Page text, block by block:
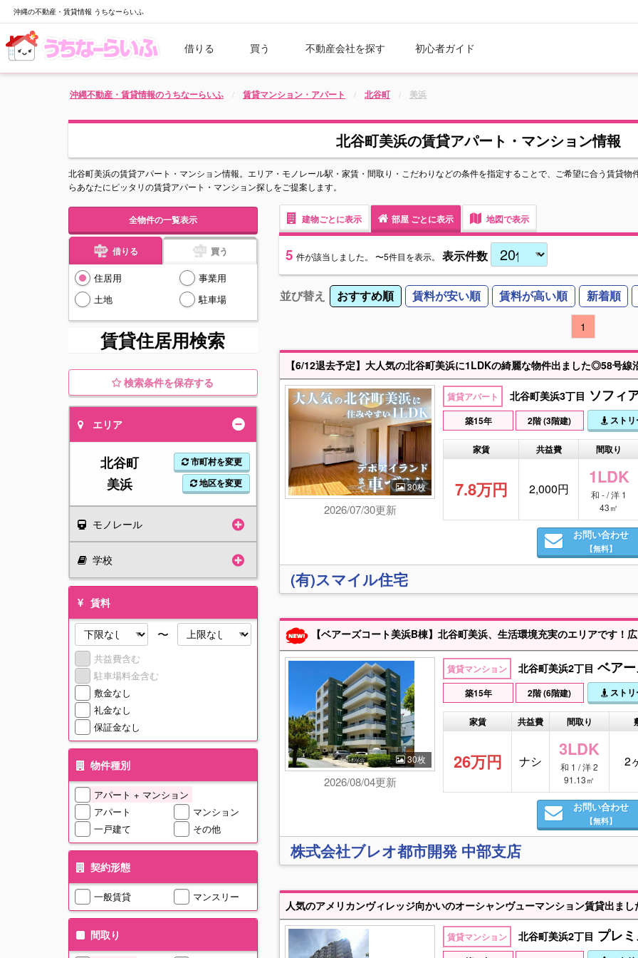
沖縄の不動産・賃貸情報 うちなーらいふ
借りる 買う 不動産会社を探す 初心者ガイド
沖縄不動産・賃貸情報のうちなーらいふ 賃貸マンション・アパート 北谷町 美浜
北谷町美浜の賃貸アパート・マンション情報
北谷町美浜の賃貸アパート・マンション情報。エリア・モノレール駅・家賃・間取り・こだわりなどの条件を指定することで、ご希望に合う賃貸
らあなたにピッタリの賃貸アパート・マンション探しをご提案します。
全物件の一覧表示
借りる 買う
住居用
事業用
土地
駐車場
賃貸住居用検索
検索条件を保存する
エリア
北谷町 市町村を変更
美浜 地区を変更
モノレール
学校
賃料
〜
共益費含む
駐車場料金含む
敷金なし
礼金なし
保証金なし
物件種別
アパート + マンション
アパート
マンション
一戸建て
その他
契約形態
一般賃貸 マンスリー
間取り
建物ごとに表示 部屋ごとに表示 地図で表示
5 件が該当しました。 〜5件目を表示。 表示件数
並び替え おすすめ順 賃料が安い順 賃料が高い順 新着順
1
30枚
2026/07/30更新
賃貸アパート 北谷町美浜3丁目 ソフィ
築15年 2階 (3階建) スト
家賃 共益費 間取り
7.8万円 2,000円
1LDK
和 - / 洋 1
43㎡
お問い合わせ
【無料】
(有)スマイル住宅
【ベアーズコート美浜B棟】北谷町美浜、生活環境充実のエリアです！広々としたリビングとキッチンスペースが魅力です
30枚
2026/08/04更新
賃貸マンション 北谷町美浜2丁目 ベア
築15年 2階 (6階建) スト
家賃 共益費 間取り
26万円 ナシ
3LDK
和 1 / 洋 2
91.13㎡
2
お問い合わせ
【無料】
株式会社ブレオ都市開発 中部支店
賃貸マンション 北谷町美浜2丁目 プレ